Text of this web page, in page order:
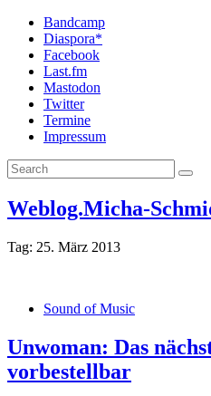
Bandcamp
Diaspora*
Facebook
Last.fm
Mastodon
Twitter
Termine
Impressum
Weblog.Micha-
Tag: 25. März 2013
Sound of Music
Unwoman: Das
vorbestellbar